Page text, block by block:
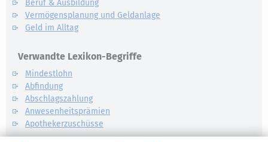
Beruf & Ausbildung
Vermögensplanung und Geldanlage
Geld im Alltag
Verwandte Lexikon-Begriffe
Mindestlohn
Abfindung
Abschlagszahlung
Anwesenheitsprämien
Apothekerzuschüsse